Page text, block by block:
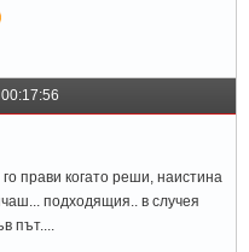
прави когато реши, наистина
подходящия.. в случея
път....